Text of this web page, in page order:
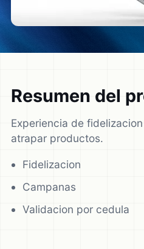
Resumen del
Experiencia de
atrapar productos.
Fidelizacion
Campanas
Validacion por cedula